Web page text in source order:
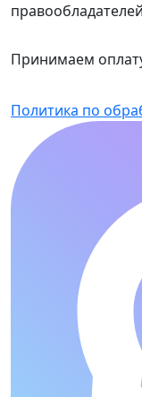
Принимаем
Политика по